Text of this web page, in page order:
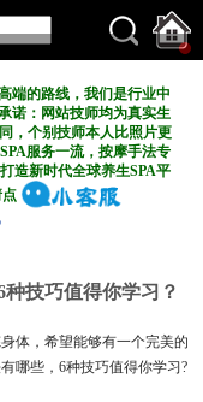
端的路线，我们是行业中
诺：网站技师均为真实生
，个别技师本人比照片更
服务一流，按摩手法专
造新时代全球养生SPA平
点
技巧值得你学习？
体，希望能够有一个完美的
哪些，6种技巧值得你学习?